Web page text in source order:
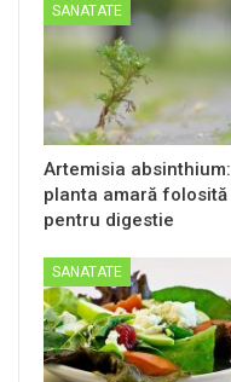
SANATATE
Artemisia absinthium:
planta amară folosită
pentru digestie
SANATATE